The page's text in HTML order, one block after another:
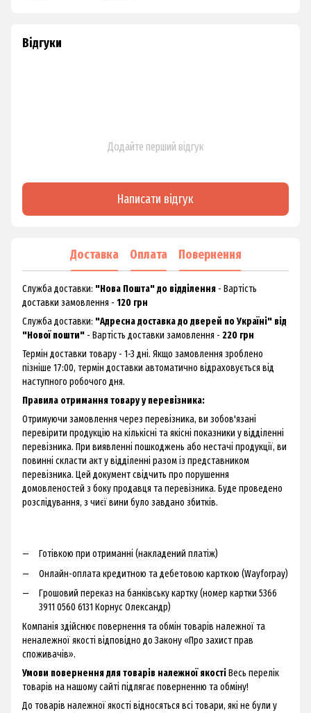
Відгуки
Додайте перший відгук
Написати відгук
Доставка Оплата Повернення
Служба доставки: "Нова Пошта" до відділення - Вартість
доставки замовлення - 120 грн
Служба доставки: "Адресна доставка до дверей по Україні" від
"Нової пошти" - Вартість доставки замовлення - 220 грн
Термін доставки товару - 1-3 дні. Якщо замовлення зроблено
пізніше 17:00, термін доставки автоматично відраховується від
наступного робочого дня.
Правила отримання товару у перевізника:
Отримуючи замовлення через перевізника, ви зобов'язані
перевірити продукцію на кількісні та якісні показники у відділенні
перевізника. При виявленні пошкоджень або нестачі продукції, ви
повинні скласти акт у відділенні разом із представником
перевізника. Цей документ свідчить про порушення
домовленостей з боку продавця та перевізника. Буде проведено
розслідування, з чиєї вини було завдано збитків.
Готівкою при отриманні (накладений платіж)
Онлайн-оплата кредитною та дебетовою карткою (Wayforpay)
Грошовий переказ на банківську картку (номер картки 5366
3911 0560 6131 Корнус Олександр)
Компанія здійснює повернення та обмін товарів належної та
неналежної якості відповідно до Закону «Про захист прав
споживачів».
Умови повернення для товарів належної якостіВесь перелік
товарів на нашому сайті підлягає поверненню та обміну!
До товарів належної якості відносяться всі товари, які не були у